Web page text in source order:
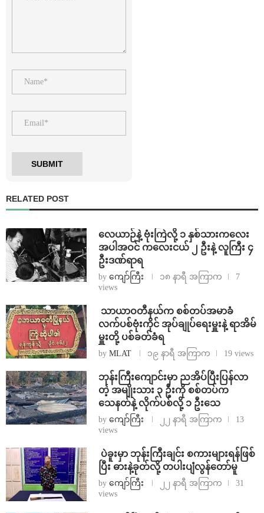
RELATED POST
⁨လေယာဉ်နဲ့ ဗုံးကြဲလို့ ၁ နှစ်သားကလေး
အပါအဝင် ကလေးငယ် ၂ ဦးနဲ့ လူကြီး ၄
ဦးဒဏ်ရာရ
by ကျော်ကြီး ၁၈ နာရီ အကြာက
7
views
⁩ ⁨သာယာဝတီနယ်က စစ်တပ်အမာခံ
လက်ပစ်ဗုံးကိုင် အုပ်ချုပ်ရေးမှူးနဲ့ ရာအိမ်
မှူးတို့ ပစ်ခတ်ခံရ
by MLAT ၁၉ နာရီ အကြာက 19 views
ဘုန်းကြီးကျောင်းမှာ ညအိပ်ပြီးပြန်လာ
တဲ့ အမျိုးသား ၃ ဦးကို စစ်တပ်က
သေနတ်နဲ့ လိုက်ပစ်လို့ ၁ ဦးသေ
by ကျော်ကြီး ၂၂ နာရီ အကြာက
13
views
⁩ ⁨ပဲခူးမှာ ဘုန်းကြီးချင်း စကားများရန်ဖြစ်
ပြီး ဓားနဲ့ခုတ်လို့ တပါးပျံလွန်တော်မူ
by ကျော်ကြီး ၂၂ နာရီ အကြာက
31
views